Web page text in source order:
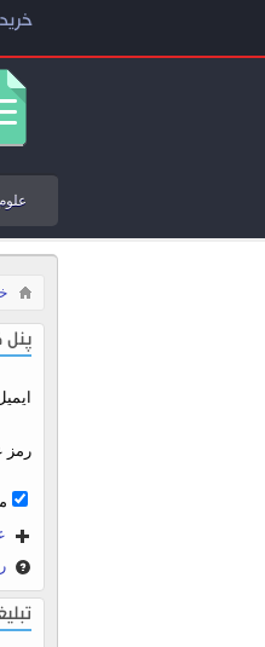
پنل
رمز